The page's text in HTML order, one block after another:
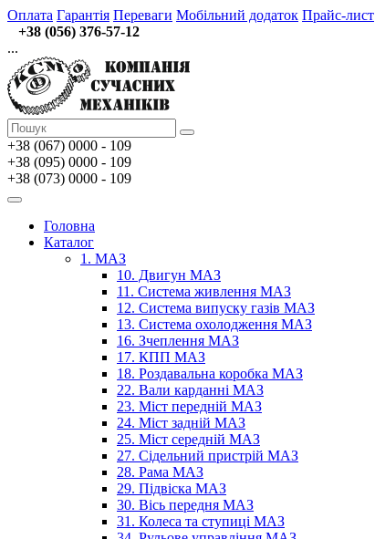
Оплата Гарантія Переваги Мобільний додаток Прайс-лист
+38 (056) 376-57-12
...
+38 (067) 0000 - 109
+38 (095) 0000 - 109
+38 (073) 0000 - 109
Головна
Каталог
1. МАЗ
10. Двигун МАЗ
11. Система живлення МАЗ
12. Система випуску газів МАЗ
13. Система охолодження МАЗ
16. Зчеплення МАЗ
17. КПП МАЗ
18. Роздавальна коробка МАЗ
22. Вали карданні МАЗ
23. Міст передній МАЗ
24. Міст задній МАЗ
25. Міст середній МАЗ
27. Сідельний пристрій МАЗ
28. Рама МАЗ
29. Підвіска МАЗ
30. Вісь передня МАЗ
31. Колеса та ступиці МАЗ